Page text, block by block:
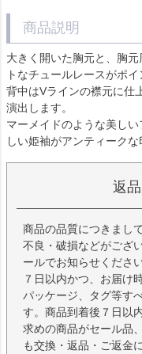
商品説明
大きく開いた胸元と、胸
トなチュールレースがポ
背中はVラインの襟元に仕
演出します。
マーメイドのような美し
しい姫袖がアンティーク
返
商品の品質につきまし
不良・破損などがござ
ールでお知らせくださ
７日以内かつ、お届け
パッケージ、タグ等す
す。商品到着後７日以
求めの商品がセール品
も交換・返品・ご返金